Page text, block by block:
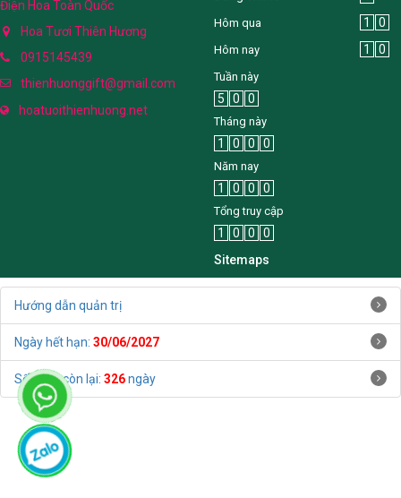
Điện Hoa Toàn Quốc
Hoa Tươi Thiên Hương
0915145439
thienhuonggift@gmail.com
hoatuoithienhuong.net
Hôm qua 1 0
Hôm nay 1 0
Tuần này
5 0 0
Tháng này
1 0 0 0
Năm nay
1 0 0 0
Tổng truy cập
1 0 0
0
Sitemaps
Hướng dẫn quản trị
Ngày hết hạn: 30/06/2027
Số ngày còn lại: 326ngày